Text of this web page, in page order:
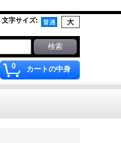
文字サイズ:
0 カートの中身